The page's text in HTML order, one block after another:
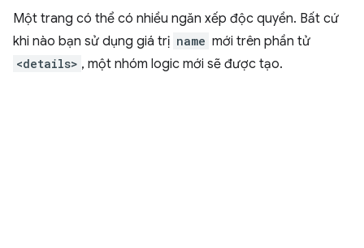
Một trang có thể có nhiều ngăn xếp độc quyền. Bất cứ
khi nào bạn sử dụng giá trị name mới trên phần tử
<details> , một nhóm logic mới sẽ được tạo.